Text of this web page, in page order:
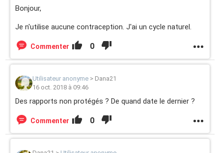
Bonjour,
Je n'utilise aucune contraception. J'ai un cycle naturel.
Commenter 0
Utilisateur anonyme > Dana21
16 oct. 2018 à 09:46
Des rapports non protégés ? De quand date le dernier ?
Commenter 0